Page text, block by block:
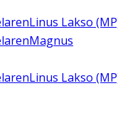
Linus Lakso
Magnus
Linus Lakso